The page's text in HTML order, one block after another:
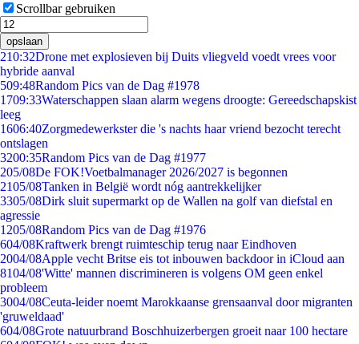
Scrollbar gebruiken
opslaan
210:32Drone met explosieven bij Duits vliegveld voedt vrees voor
hybride aanval
509:48Random Pics van de Dag #1978
1709:33Waterschappen slaan alarm wegens droogte: Gereedschapskist
leeg
1606:40Zorgmedewerkster die 's nachts haar vriend bezocht terecht
ontslagen
3200:35Random Pics van de Dag #1977
205/08De FOK!Voetbalmanager 2026/2027 is begonnen
2105/08Tanken in België wordt nóg aantrekkelijker
3305/08Dirk sluit supermarkt op de Wallen na golf van diefstal en
agressie
1205/08Random Pics van de Dag #1976
604/08Kraftwerk brengt ruimteschip terug naar Eindhoven
2004/08Apple vecht Britse eis tot inbouwen backdoor in iCloud aan
8104/08'Witte' mannen discrimineren is volgens OM geen enkel
probleem
3004/08Ceuta-leider noemt Marokkaanse grensaanval door migranten
'gruweldaad'
604/08Grote natuurbrand Boschhuizerbergen groeit naar 100 hectare